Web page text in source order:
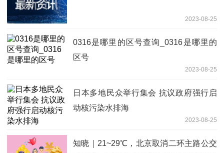
2023-08-25
0316是哪里的区号查询_0316是哪里的
区号
2023-08-25
日本多地民众举行集会 抗议政府强行启
动核污染水排海
2023-08-25
知晓｜21~29℃，北京取消二环主路公交